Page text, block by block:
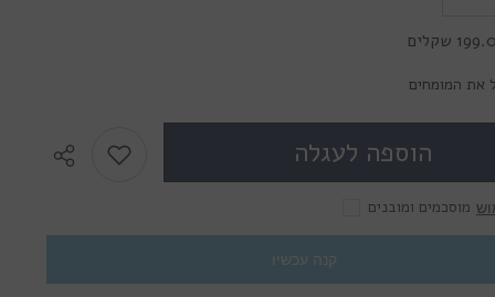
הכמות
עבור
Natural
צבעוניות
שקלים
את המומחים
הוספה לעגלה
מוסכמים ומובנים
קנה עכשיו